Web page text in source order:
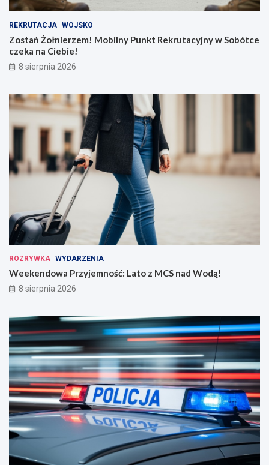
REKRUTACJA WOJSKO
Zostań Żołnierzem! Mobilny Punkt Rekrutacyjny w Sobótce
czeka na Ciebie!
8 sierpnia 2026
ROZRYWKA WYDARZENIA
Weekendowa Przyjemność: Lato z MCS nad Wodą!
8 sierpnia 2026